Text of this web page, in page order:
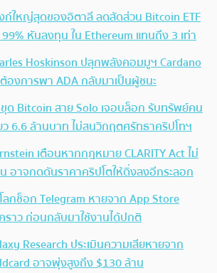
ก์ใหญ่สุดของอิตาลี ลดสัดส่วน Bitcoin ETF
หันลงทุน ใน Ethereum แทนถึง 3 เท่า
Hoskinson ปลุกพลังคอมมูฯ Cardano
องการพา ADA กลับมาเป็นผู้ชนะ
ด Bitcoin สาย Solo เจอบล็อก รับทรัพย์คน
ว 6.6 ล้านบาท ไม่สนวิกฤตศรัทธาคริปโทฯ
เตือนหากกฎหมาย CLARITY Act ไม่
อาจกดดันราคาคริปโตให้ดิ่งลงอีกระลอก
ลกช็อก Telegram หายจาก App Store
ราว ก่อนกลับมาใช้งานได้ปกติ
Research ประเมินความเสียหายจาก
อาจพุ่งสูงถึง $130 ล้าน